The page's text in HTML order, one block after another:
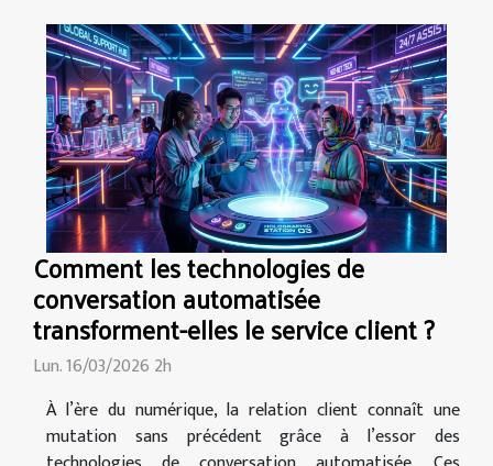
Comment les technologies de
conversation automatisée
transforment-elles le service client ?
Lun. 16/03/2026 2h
À l’ère du numérique, la relation client connaît une
mutation sans précédent grâce à l’essor des